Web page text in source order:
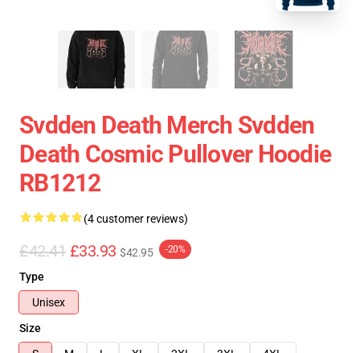
Svdden Death Merch Svdden
Death Cosmic Pullover Hoodie
RB1212
(4 customer reviews)
£42.41 £33.93 $42.95 -20%
Type
Unisex
Size